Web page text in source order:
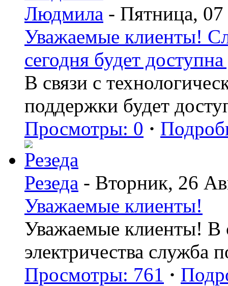
Людмила - Пятница, 07
Уважаемые клиенты!
сегодня будет
В связи с
поддержки будет
Просмотры: 0 ·
Резеда - Вторник, 26
Уважаемые клиенты!
Уважаемые клиенты! В
электричества служба
Просмотры: 761 ·